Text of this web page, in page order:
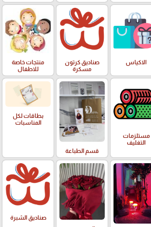
الاكياس
صناديق كرتون
مسكرة
منتجات خاصة
للاطفال
مستلزمات
التغليف
قسم الطباعة
بطاقات لكل
المناسبات
صناديق الشبرة